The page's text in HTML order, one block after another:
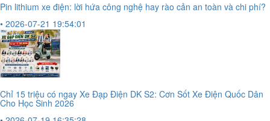
Pin lithium xe điện: lời hứa công nghệ hay rào cản an toàn và chi phí?
• 2026-07-21 19:54:01
Chỉ 15 triệu có ngay Xe Đạp Điện DK S2: Cơn Sốt Xe Điện Quốc Dân
Cho Học Sinh 2026